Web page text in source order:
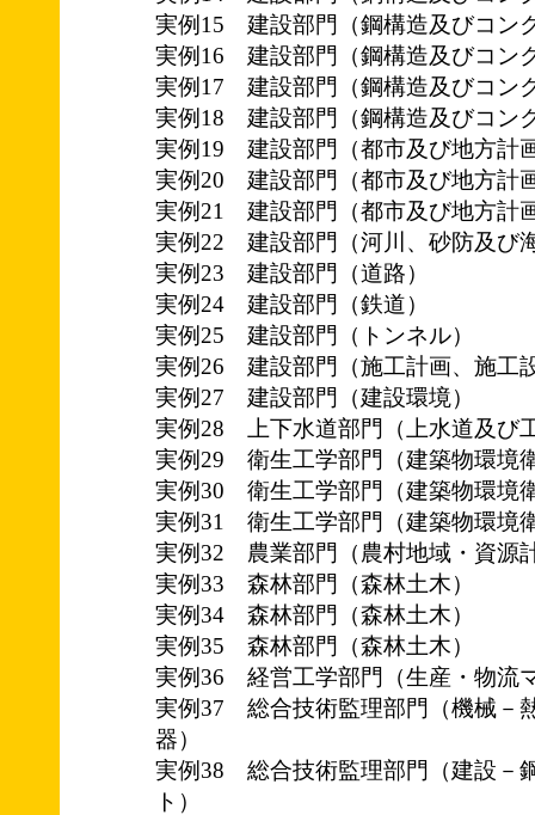
実例15 建設部門（鋼構造及びコン
実例16 建設部門（鋼構造及びコン
実例17 建設部門（鋼構造及びコン
実例18 建設部門（鋼構造及びコン
実例19 建設部門（都市及び地方計
実例20 建設部門（都市及び地方計
実例21 建設部門（都市及び地方計
実例22 建設部門（河川、砂防及び
実例23 建設部門（道路）
実例24 建設部門（鉄道）
実例25 建設部門（トンネル）
実例26 建設部門（施工計画、施工
実例27 建設部門（建設環境）
実例28 上下水道部門（上水道及び
実例29 衛生工学部門（建築物環境
実例30 衛生工学部門（建築物環境
実例31 衛生工学部門（建築物環境
実例32 農業部門（農村地域・資源
実例33 森林部門（森林土木）
実例34 森林部門（森林土木）
実例35 森林部門（森林土木）
実例36 経営工学部門（生産・物流
実例37 総合技術監理部門（機械－
器）
実例38 総合技術監理部門（建設－
ト）